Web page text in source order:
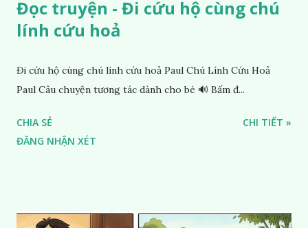
Đọc truyện - Đi cứu hộ cùng chú
lính cứu hoả
Đi cứu hộ cùng chú lính cứu hoả Paul Chú Lính Cứu Hoả
Paul Câu chuyện tương tác dành cho bé 🔊 Bấm đ...
CHIA SẺ
ĐĂNG NHẬN XÉT
CHI TIẾT »